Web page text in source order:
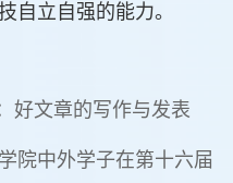
自立自强的能力。
好文章的写作与发表
院中外学子在第十六届